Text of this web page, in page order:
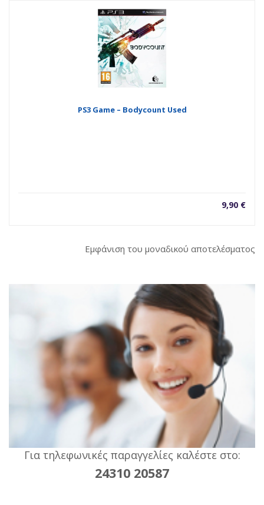
PS3 Game – Bodycount Used
9,90 €
Εμφάνιση του μοναδικού αποτελέσματος
Για τηλεφωνικές παραγγελίες καλέστε στο:
24310 20587